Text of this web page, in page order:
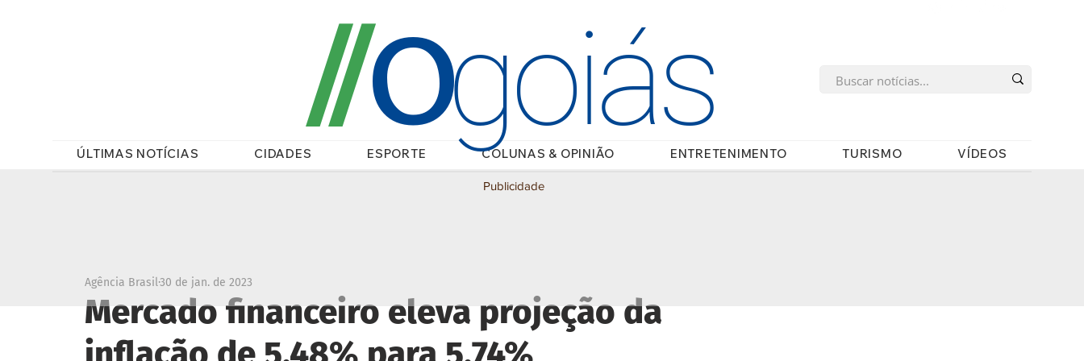
ÚLTIMAS NOTÍCIAS CIDADES ESPORTE COLUNAS & OPINIÃO ENTRETENIMENTO TURISMO VÍDEOS
//Ogoiás
Mercado financeiro eleva projeção da
Agência Brasil30 de jan. de 2023
Publicidade